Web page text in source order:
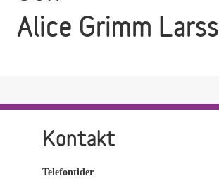
Alice Grimm
Kontakt
Telefontider